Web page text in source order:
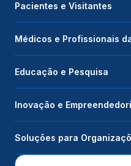
Pacientes e Visitantes
Médicos e Profissionais
Educação e Pesquisa
Inovação e
Soluções para